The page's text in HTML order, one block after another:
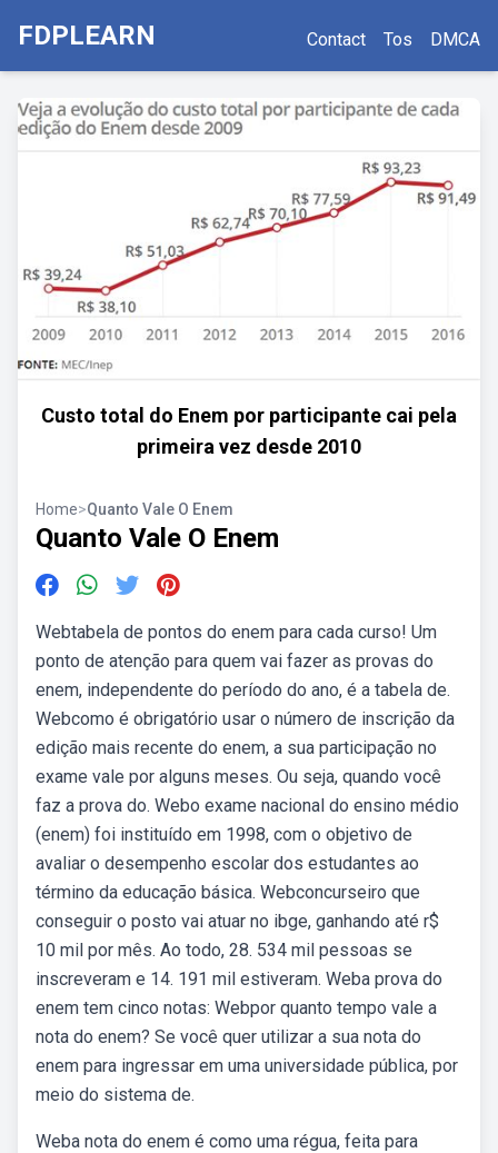
FDPLEARN Contact Tos DMCA
Custo total do Enem por participante cai pela
primeira vez desde 2010
Home>Quanto Vale O Enem
Quanto Vale O Enem
Webtabela de pontos do enem para cada curso! Um
ponto de atenção para quem vai fazer as provas do
enem, independente do período do ano, é a tabela de.
Webcomo é obrigatório usar o número de inscrição da
edição mais recente do enem, a sua participação no
exame vale por alguns meses. Ou seja, quando você
faz a prova do. Webo exame nacional do ensino médio
(enem) foi instituído em 1998, com o objetivo de
avaliar o desempenho escolar dos estudantes ao
término da educação básica. Webconcurseiro que
conseguir o posto vai atuar no ibge, ganhando até r$
10 mil por mês. Ao todo, 28. 534 mil pessoas se
inscreveram e 14. 191 mil estiveram. Weba prova do
enem tem cinco notas: Webpor quanto tempo vale a
nota do enem? Se você quer utilizar a sua nota do
enem para ingressar em uma universidade pública, por
meio do sistema de.
Weba nota do enem é como uma régua, feita para